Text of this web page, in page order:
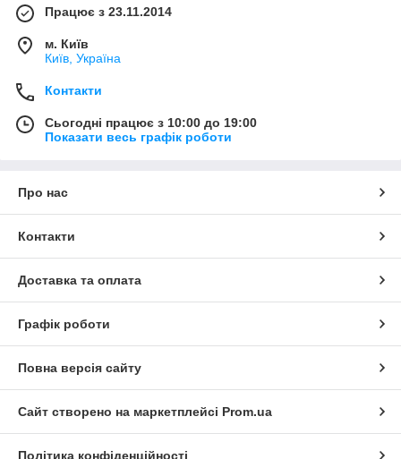
Працює з 23.11.2014
м. Київ
Київ, Україна
Контакти
Сьогодні працює з 10:00 до 19:00
Показати весь графік роботи
Про нас
Контакти
Доставка та оплата
Графік роботи
Повна версія сайту
Сайт створено на маркетплейсі Prom.ua
Політика конфіденційності